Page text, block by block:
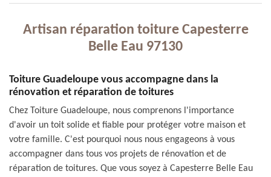
Artisan réparation toiture Capesterre
Belle Eau 97130
Toiture Guadeloupe vous accompagne dans la
rénovation et réparation de toitures
Chez Toiture Guadeloupe, nous comprenons l'importance
d'avoir un toit solide et fiable pour protéger votre maison et
votre famille. C'est pourquoi nous nous engageons à vous
accompagner dans tous vos projets de rénovation et de
réparation de toitures. Que vous soyez à Capesterre Belle Eau